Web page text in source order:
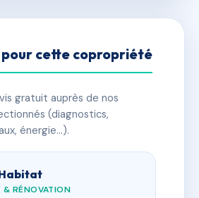
pour cette copropriété
gratuit auprès de nos
(diagnostics,
énergie…).
& RÉNOVATION